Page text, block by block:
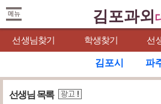
김포과외
선생님찾기 학생찾기 선
김포시 파
선생님 목록